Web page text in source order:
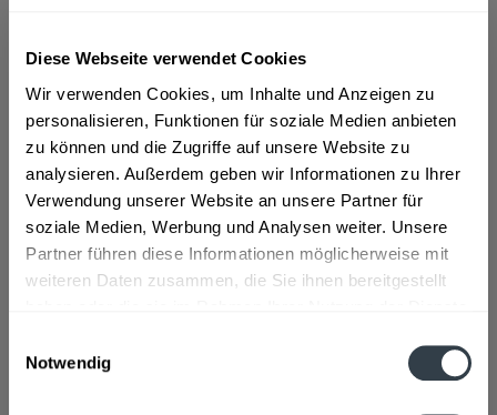
Diese Webseite verwendet Cookies
Wir verwenden Cookies, um Inhalte und Anzeigen zu
personalisieren, Funktionen für soziale Medien anbieten
zu können und die Zugriffe auf unsere Website zu
analysieren. Außerdem geben wir Informationen zu Ihrer
Verwendung unserer Website an unsere Partner für
soziale Medien, Werbung und Analysen weiter. Unsere
Partner führen diese Informationen möglicherweise mit
weiteren Daten zusammen, die Sie ihnen bereitgestellt
Notwendig
Vorrätig
MEHRWEG
+3,42 € Pfand
In den Warenkorb
Artikel-Nr.:
26661
Verfügbar in:
"Haller Löwenbräu Mai-Böckle 24 x 0,33l"